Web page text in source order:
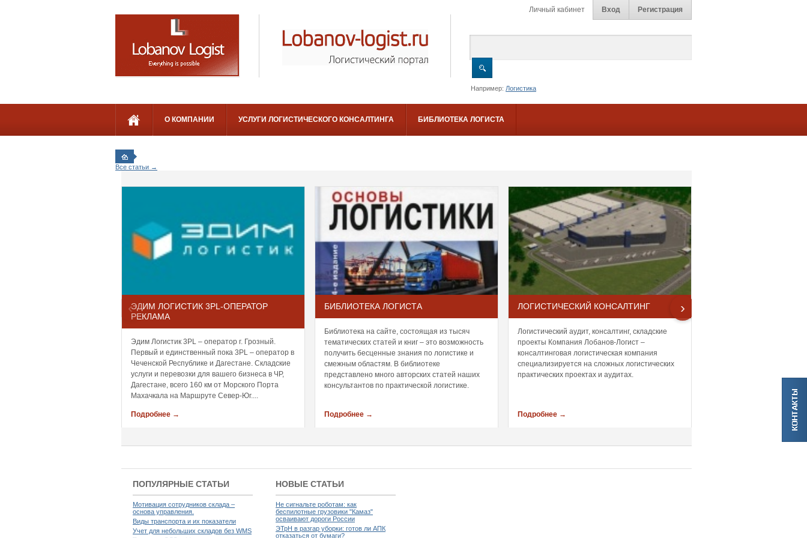
Личный кабинет Вход Регистрация
Например: Логистика
О КОМПАНИИ УСЛУГИ ЛОГИСТИЧЕСКОГО КОНСАЛТИНГА БИБЛИОТЕКА ЛОГИСТА
Все статьи →
‹ЭДИМ ЛОГИСТИК 3PL-ОПЕРАТОР
РЕКЛАМА
Эдим Логистик 3PL – оператор г. Грозный.
Первый и единственный пока 3PL – оператор в
Чеченской Республике и Дагестане. Складские
услуги и перевозки для вашего бизнеса в ЧР,
Дагестане, всего 160 км от Морского Порта
Махачкала на Маршруте Север-Юг....
Подробнее →
БИБЛИОТЕКА ЛОГИСТА
Библиотека на сайте, состоящая из тысяч
тематических статей и книг – это возможность
получить бесценные знания по логистике и
смежным областям. В библиотеке
представлено много авторских статей наших
консультантов по практической логистике.
Подробнее →
ЛОГИСТИЧЕСКИЙ КОНСАЛТИНГ
Логистический аудит, консалтинг, складские
проекты Компания Лобанов-Логист –
консалтинговая логистическая компания
специализируется на сложных логистических
практических проектах и аудитах.
Подробнее →
›
ПОПУЛЯРНЫЕ СТАТЬИ
Мотивация сотрудников склада –
основа управления.
Виды транспорта и их показатели
Учет для небольших складов без WMS
НОВЫЕ СТАТЬИ
Не сигнальте роботам: как
беспилотные грузовики "Камаз"
осваивают дороги России
ЭТрН в разгар уборки: готов ли АПК
отказаться от бумаги?